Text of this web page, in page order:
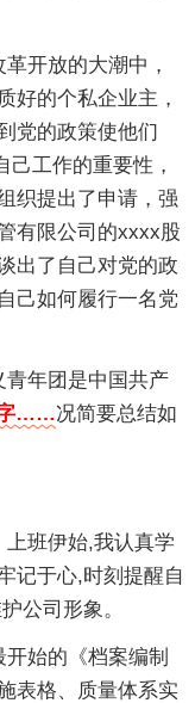
开放的大潮中，
好的个私企业主，
党的政策使他们
工作的重要性，
织提出了申请，强
有限公司的xxxx股
出了自己对党的政
己如何履行一名党
年团是中国共产
字……况简要总结如
班伊始,我认真学
记于心,时刻提醒自
公司形象。
始的《档案编制
表格、质量体系实